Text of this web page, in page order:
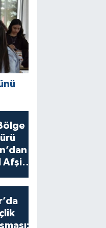
Afşin